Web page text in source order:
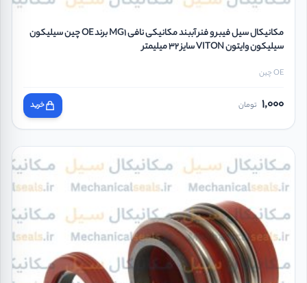
مکانیکال سیل فیبر و فنر آببند مکانیکی نافی MG1 برند OE چین سیلیکون
سیلیکون وایتون VITON سایز 32 میلیمتر
OE چین
1,000 تومان خرید